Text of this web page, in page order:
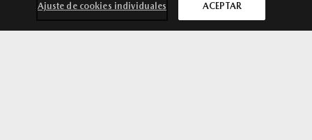
911 091 430 / 911 091 430
MÁS INFORMACIÓN
Ajuste de cookies individuales ACEPTAR